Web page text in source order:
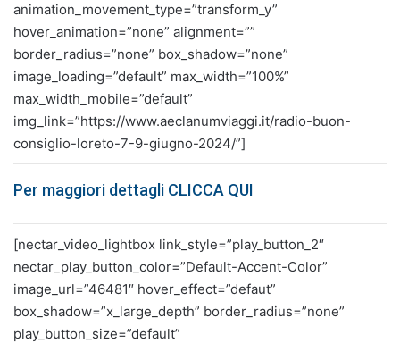
animation_movement_type=”transform_y”
hover_animation=”none” alignment=””
border_radius=”none” box_shadow=”none”
image_loading=”default” max_width=”100%”
max_width_mobile=”default”
img_link=”https://www.aeclanumviaggi.it/radio-buon-
consiglio-loreto-7-9-giugno-2024/”]
Per maggiori dettagli CLICCA QUI
[nectar_video_lightbox link_style=”play_button_2″
nectar_play_button_color=”Default-Accent-Color”
image_url=”46481″ hover_effect=”defaut”
box_shadow=”x_large_depth” border_radius=”none”
play_button_size=”default”